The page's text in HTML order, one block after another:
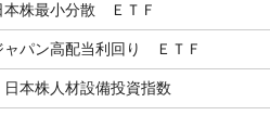
株最小分散 ＥＴＦ
パン高配当利回り ＥＴＦ
本株人材設備投資指数